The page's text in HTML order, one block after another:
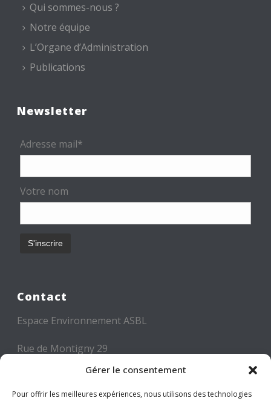
Gérer le consentement
Pour offrir les meilleures expériences, nous utilisons des technologies
Qui sommes-nous ?
Notre équipe
L’Organe d’Administration
Publications
Newsletter
Adresse mail*
Votre nom
Contact
Espace Environnement ASBL
Rue de Montigny 29
6000 CHARLEROI
Tél: +32 71 300 300